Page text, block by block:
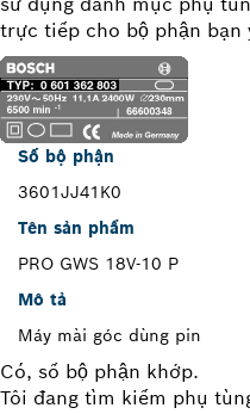
trực tiếp cho bộ phận bạn
Số bộ phận
3601JJ41K0
Tên sản phẩm
PRO GWS 18V-10 P
Mô tả
Máy mài góc dùng pin
Có, số bộ phận khớp.
Tôi đang tìm kiếm phụ